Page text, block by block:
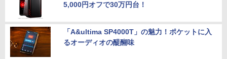
5,000円オフで30万円台！
「A&ultima SP4000T」の魅力！ポケットに入
るオーディオの醍醐味